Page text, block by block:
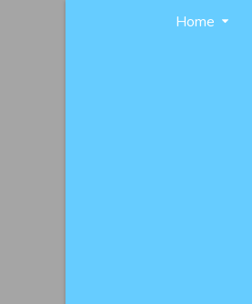
Home